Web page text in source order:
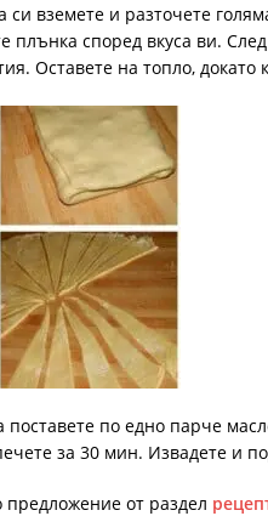
си вземете и разточете
плънка според вкуса ви.
Оставете на топло, докато
поставете по едно парче
за 30 мин. Извадете и
предложение от раздел